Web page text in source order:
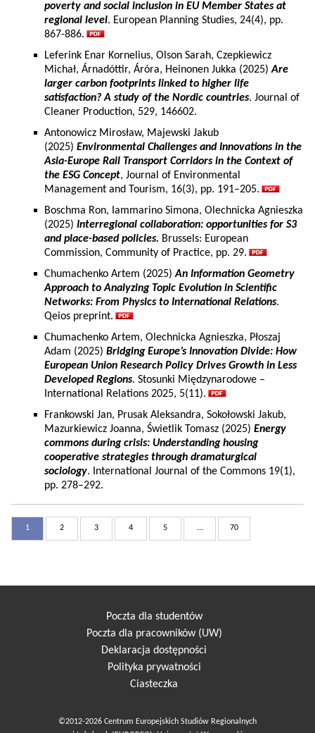
poverty and social inclusion in EU Member States at
regional level. European Planning Studies, 24(4), pp.
867-886.
Leferink Enar Kornelius, Olson Sarah, Czepkiewicz
Michał, Árnadóttir, Áróra, Heinonen Jukka (2025)Are
larger carbon footprints linked to higher life
satisfaction? A study of the Nordic countries. Journal of
Cleaner Production, 529, 146602.
Antonowicz Mirosław, Majewski Jakub
(2025) Environmental Challenges and Innovations in the
Asia-Europe Rail Transport Corridors in the Context of
the ESG Concept, Journal of Environmental
Management and Tourism, 16(3), pp. 191–205.
Boschma Ron, Iammarino Simona, Olechnicka Agnieszka
(2025) Interregional collaboration: opportunities for S3
and place-based policies. Brussels: European
Commission, Community of Practice, pp. 29.
Chumachenko Artem (2025)An Information Geometry
Approach to Analyzing Topic Evolution in Scientific
Networks: From Physics to International Relations.
Qeios preprint.
Chumachenko Artem, Olechnicka Agnieszka, Płoszaj
Adam (2025) Bridging Europe’s Innovation Divide: How
European Union Research Policy Drives Growth in Less
Developed Regions. Stosunki Międzynarodowe –
International Relations 2025, 5(11).
Frankowski Jan, Prusak Aleksandra, Sokołowski Jakub,
Mazurkiewicz Joanna, Świetlik Tomasz (2025) Energy
commons during crisis: Understanding housing
cooperative strategies through dramaturgical
sociology. International Journal of the Commons 19(1),
pp. 278–292.
1 2 3 4 5 ... 70
Poczta dla studentów
Poczta dla pracowników (UW)
Deklaracja dostępności
Polityka prywatności
Ciasteczka
©2012-2026 Centrum Europejskich Studiów Regionalnych